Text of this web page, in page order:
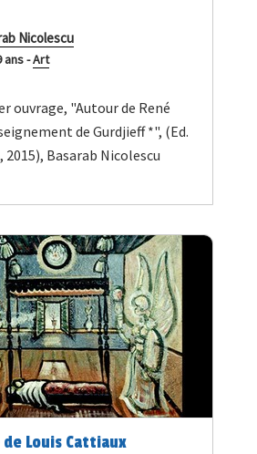
Nicolescu
ans-Art
ouvrage, "Autour de René
de Gurdjieff *", (Ed.
2015), Basarab Nicolescu
Louis Cattiaux